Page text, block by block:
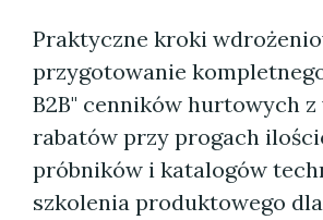
Praktyczne kroki
przygotowanie
B2B" cenników hurtowych
rabatów przy progach
próbników i katalogów
szkolenia produktowego dla